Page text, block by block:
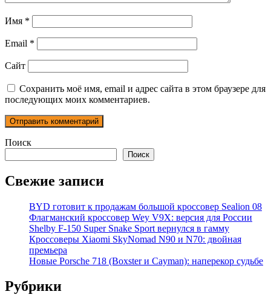
Имя *
Email *
Сайт
Сохранить моё имя, email и адрес сайта в этом браузере для
последующих моих комментариев.
Поиск
Поиск
Свежие записи
BYD готовит к продажам большой кроссовер Sealion 08
Флагманский кроссовер Wey V9X: версия для России
Shelby F-150 Super Snake Sport вернулся в гамму
Кроссоверы Xiaomi SkyNomad N90 и N70: двойная
премьера
Новые Porsche 718 (Boxster и Cayman): наперекор судьбе
Рубрики